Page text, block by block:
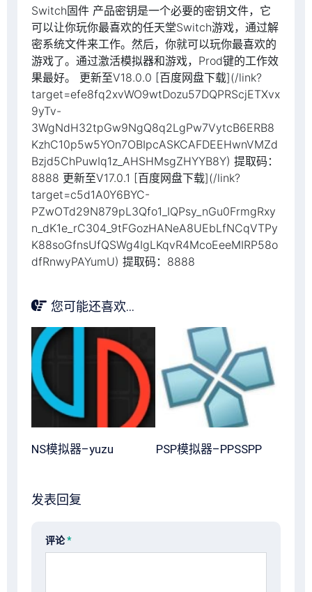
Switch固件 产品密钥是一个必要的密钥文件，它
可以让你玩你最喜欢的任天堂Switch游戏，通过解
密系统文件来工作。然后，你就可以玩你最喜欢的
游戏了。通过激活模拟器和游戏，Prod键的工作效
果最好。 更新至V18.0.0 [百度网盘下载](/link?
target=efe8fq2xvWO9wtDozu57DQPRScjETXvx
9yTv-
3WgNdH32tpGw9NgQ8q2LgPw7VytcB6ERB8
KzhC10p5w5YOn7OBIpcASKCAFDEEHwnVMZd
Bzjd5ChPuwIq1z_AHSHMsgZHYYB8Y) 提取码：
8888 更新至V17.0.1 [百度网盘下载](/link?
target=c5d1A0Y6BYC-
PZwOTd29N879pL3Qfo1_IQPsy_nGu0FrmgRxy
n_dK1e_rC304_9tFGozHANeA8UEbLfNCqVTPy
K88soGfnsUfQSWg4IgLKqvR4McoEeeMIRP58o
dfRnwyPAYumU) 提取码：8888
您可能还喜欢...
NS模拟器–yuzu PSP模拟器–PPSSPP
发表回复
评论*